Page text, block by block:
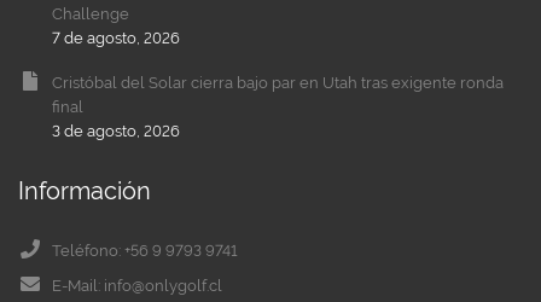
Challenge
7 de agosto, 2026
Cristóbal del Solar cierra bajo par en Utah tras exigente ronda
final
3 de agosto, 2026
Información
Teléfono: +56 9 9793 9741
E-Mail: info@onlygolf.cl